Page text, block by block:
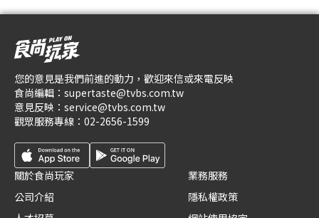
您的意見是我們前進的動力，歡迎來信或來電反映
食尚編輯： supertaste@tvbs.com.tw
意見反映： service@tvbs.com.tw
觀眾服務專線： 02-2656-1599
關於食尚玩家
公司介紹
業務服務
隱私權政策